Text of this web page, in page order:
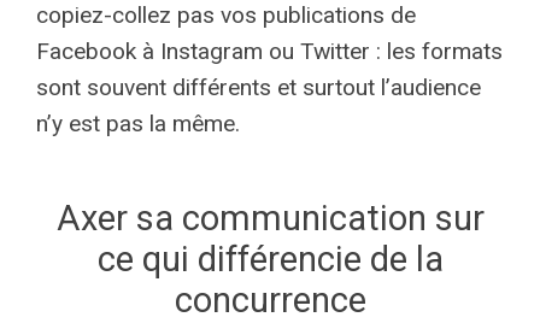
copiez-collez pas vos publications de
Facebook à Instagram ou Twitter : les formats
sont souvent différents et surtout l’audience
n’y est pas la même.
Axer sa communication sur
ce qui différencie de la
concurrence